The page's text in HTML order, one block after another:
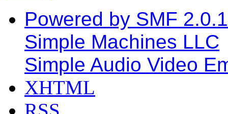
Powered by SMF
Simple Machines LLC
Simple Audio Video
XHTML